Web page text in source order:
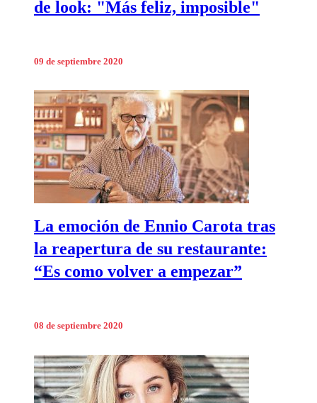
de look: "Más feliz, imposible"
09 de septiembre 2020
La emoción de Ennio Carota tras
la reapertura de su restaurante:
“Es como volver a empezar”
08 de septiembre 2020